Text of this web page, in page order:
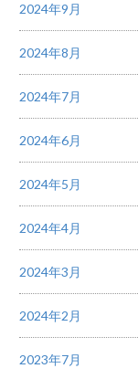
2024年9月
2024年8月
2024年7月
2024年6月
2024年5月
2024年4月
2024年3月
2024年2月
2023年7月